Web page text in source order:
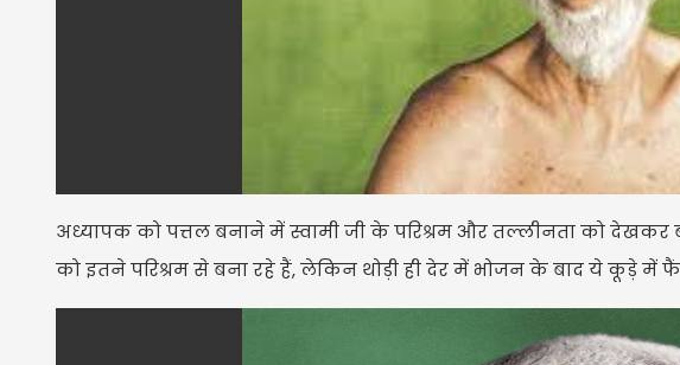
अध्यापक को पत्तल बनाने में स्वामी जी के परिश्रम और तल्लीनता को देखकर
को इतने परिश्रम से बना रहे हैं, लेकिन थोड़ी ही देर में भोजन के बाद ये कूड़े में